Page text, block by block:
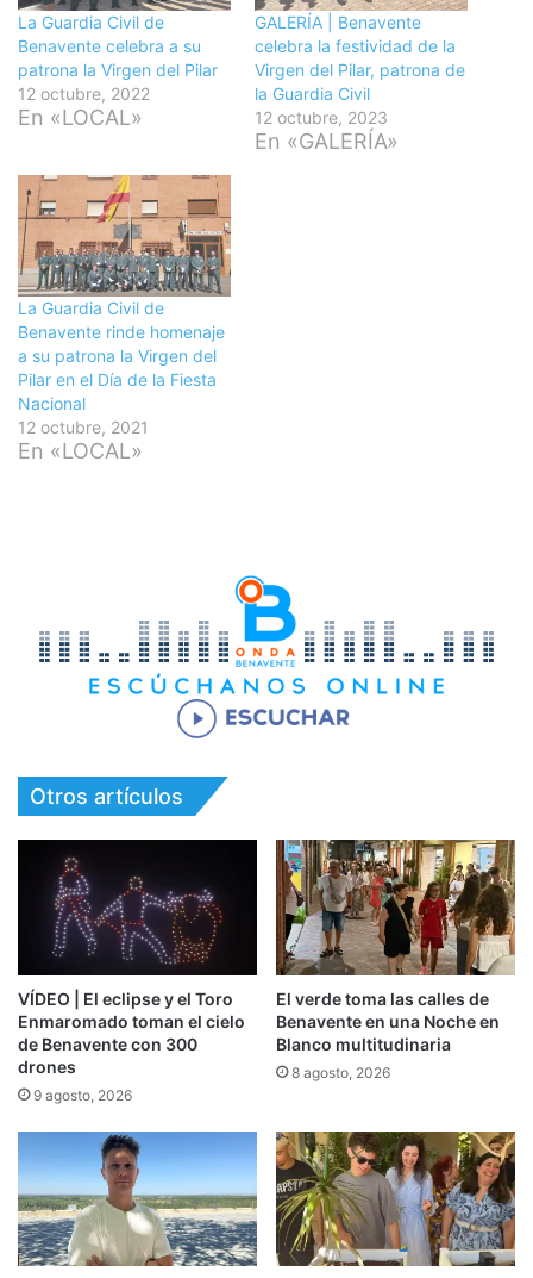
La Guardia Civil de
Benavente celebra a su
patrona la Virgen del Pilar
12 octubre, 2022
En «LOCAL»
GALERÍA | Benavente
celebra la festividad de la
Virgen del Pilar, patrona de
la Guardia Civil
12 octubre, 2023
En «GALERÍA»
La Guardia Civil de
Benavente rinde homenaje
a su patrona la Virgen del
Pilar en el Día de la Fiesta
Nacional
12 octubre, 2021
En «LOCAL»
Otros artículos
VÍDEO | El eclipse y el Toro
Enmaromado toman el cielo
de Benavente con 300
drones
9 agosto, 2026
El verde toma las calles de
Benavente en una Noche en
Blanco multitudinaria
8 agosto, 2026